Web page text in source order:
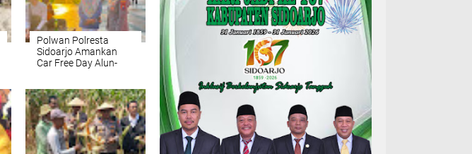
Polwan Polresta
Sidoarjo Amankan
Car Free Day Alun-